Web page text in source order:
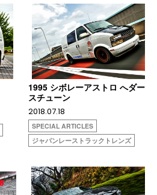
1995 シボレーアストロ へダー
スチューン
2018.07.18
SPECIAL ARTICLES
ジャパンレーストラックトレンズ